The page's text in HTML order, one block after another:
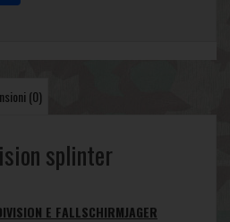
(0)
splinter
E FALLSCHIRMJAGER